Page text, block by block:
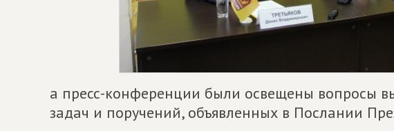
а пресс-конференции были освещены вопросы
задач и поручений, объявленных в Послании